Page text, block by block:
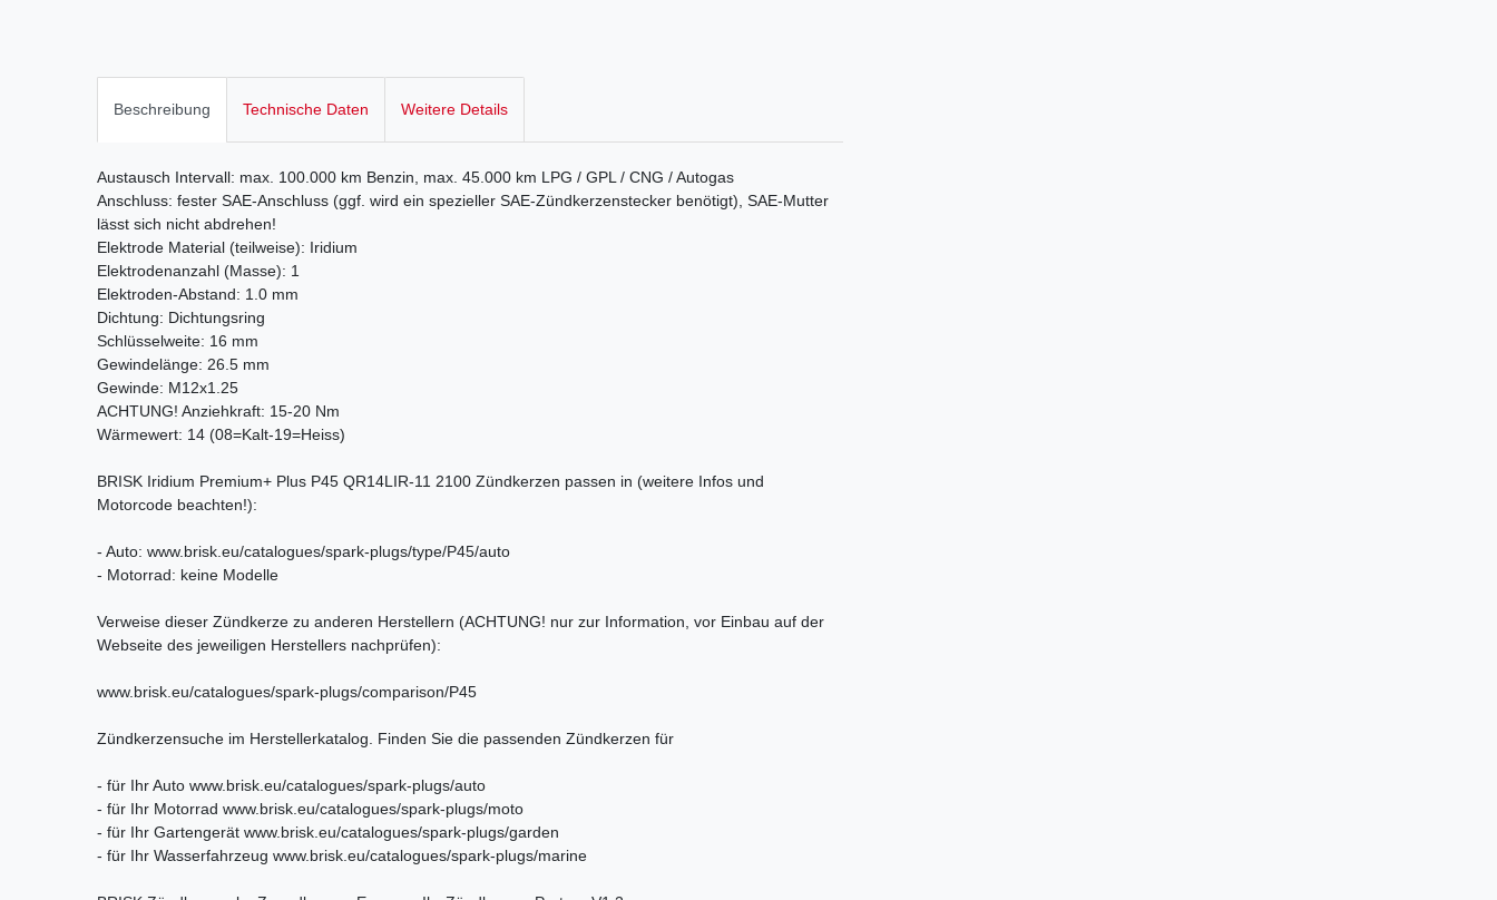
Beschreibung Technische Daten Weitere Details
Austausch Intervall: max. 100.000 km Benzin, max. 45.000 km LPG / GPL / CNG / Autogas
Anschluss: fester SAE-Anschluss (ggf. wird ein spezieller SAE-Zündkerzenstecker benötigt), SAE-Mutter
lässt sich nicht abdrehen!
Elektrode Material (teilweise): Iridium
Elektrodenanzahl (Masse): 1
Elektroden-Abstand: 1.0 mm
Dichtung: Dichtungsring
Schlüsselweite: 16 mm
Gewindelänge: 26.5 mm
Gewinde: M12x1.25
ACHTUNG! Anziehkraft: 15-20 Nm
Wärmewert: 14 (08=Kalt-19=Heiss)
BRISK Iridium Premium+ Plus P45 QR14LIR-11 2100 Zündkerzen passen in (weitere Infos und
Motorcode beachten!):
- Auto: www.brisk.eu/catalogues/spark-plugs/type/P45/auto
- Motorrad: keine Modelle
Verweise dieser Zündkerze zu anderen Herstellern (ACHTUNG! nur zur Information, vor Einbau auf der
Webseite des jeweiligen Herstellers nachprüfen):
www.brisk.eu/catalogues/spark-plugs/comparison/P45
Zündkerzensuche im Herstellerkatalog. Finden Sie die passenden Zündkerzen für
- für Ihr Auto www.brisk.eu/catalogues/spark-plugs/auto
- für Ihr Motorrad www.brisk.eu/catalogues/spark-plugs/moto
- für Ihr Gartengerät www.brisk.eu/catalogues/spark-plugs/garden
- für Ihr Wasserfahrzeug www.brisk.eu/catalogues/spark-plugs/marine